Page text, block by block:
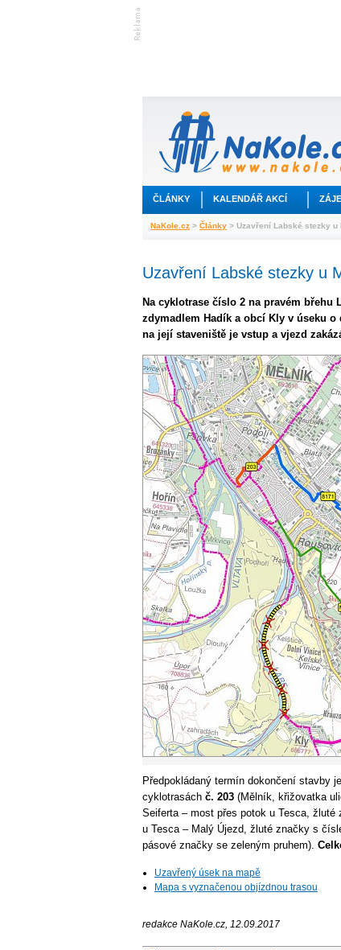
ČLÁNKY KALENDÁŘ AKCÍ
NaKole.cz > Články > Uzavření Labské stezky u
Uzavření Labské stezky u
Na cyklotrase číslo 2 na pravém břehu
zdymadlem Hadík a obcí Kly v úseku
na její staveniště je vstup a vjezd
Předpokládaný termín dokončení stavby je
cyklotrasách č. 203 (Mělník, křižovatka
Seiferta – most přes potok u Tesca, žluté
u Tesca – Malý Újezd, žluté značky s
pásové značky se zeleným pruhem).
Uzavřený úsek na mapě
Mapa s vyznačenou objízdnou trasou
redakce NaKole.cz, 12.09.2017